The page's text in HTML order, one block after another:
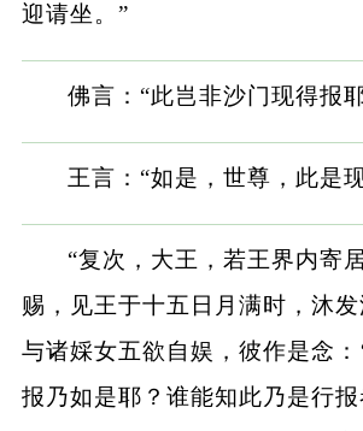
迎请坐。”
佛言：“此岂非沙门现得报
王言：“如是，世尊，此是
“复次，大王，若王界内寄
赐，见王于十五日月满时，沐
与诸婇女五欲自娱，彼作是念：
报乃如是耶？谁能知此乃是行报